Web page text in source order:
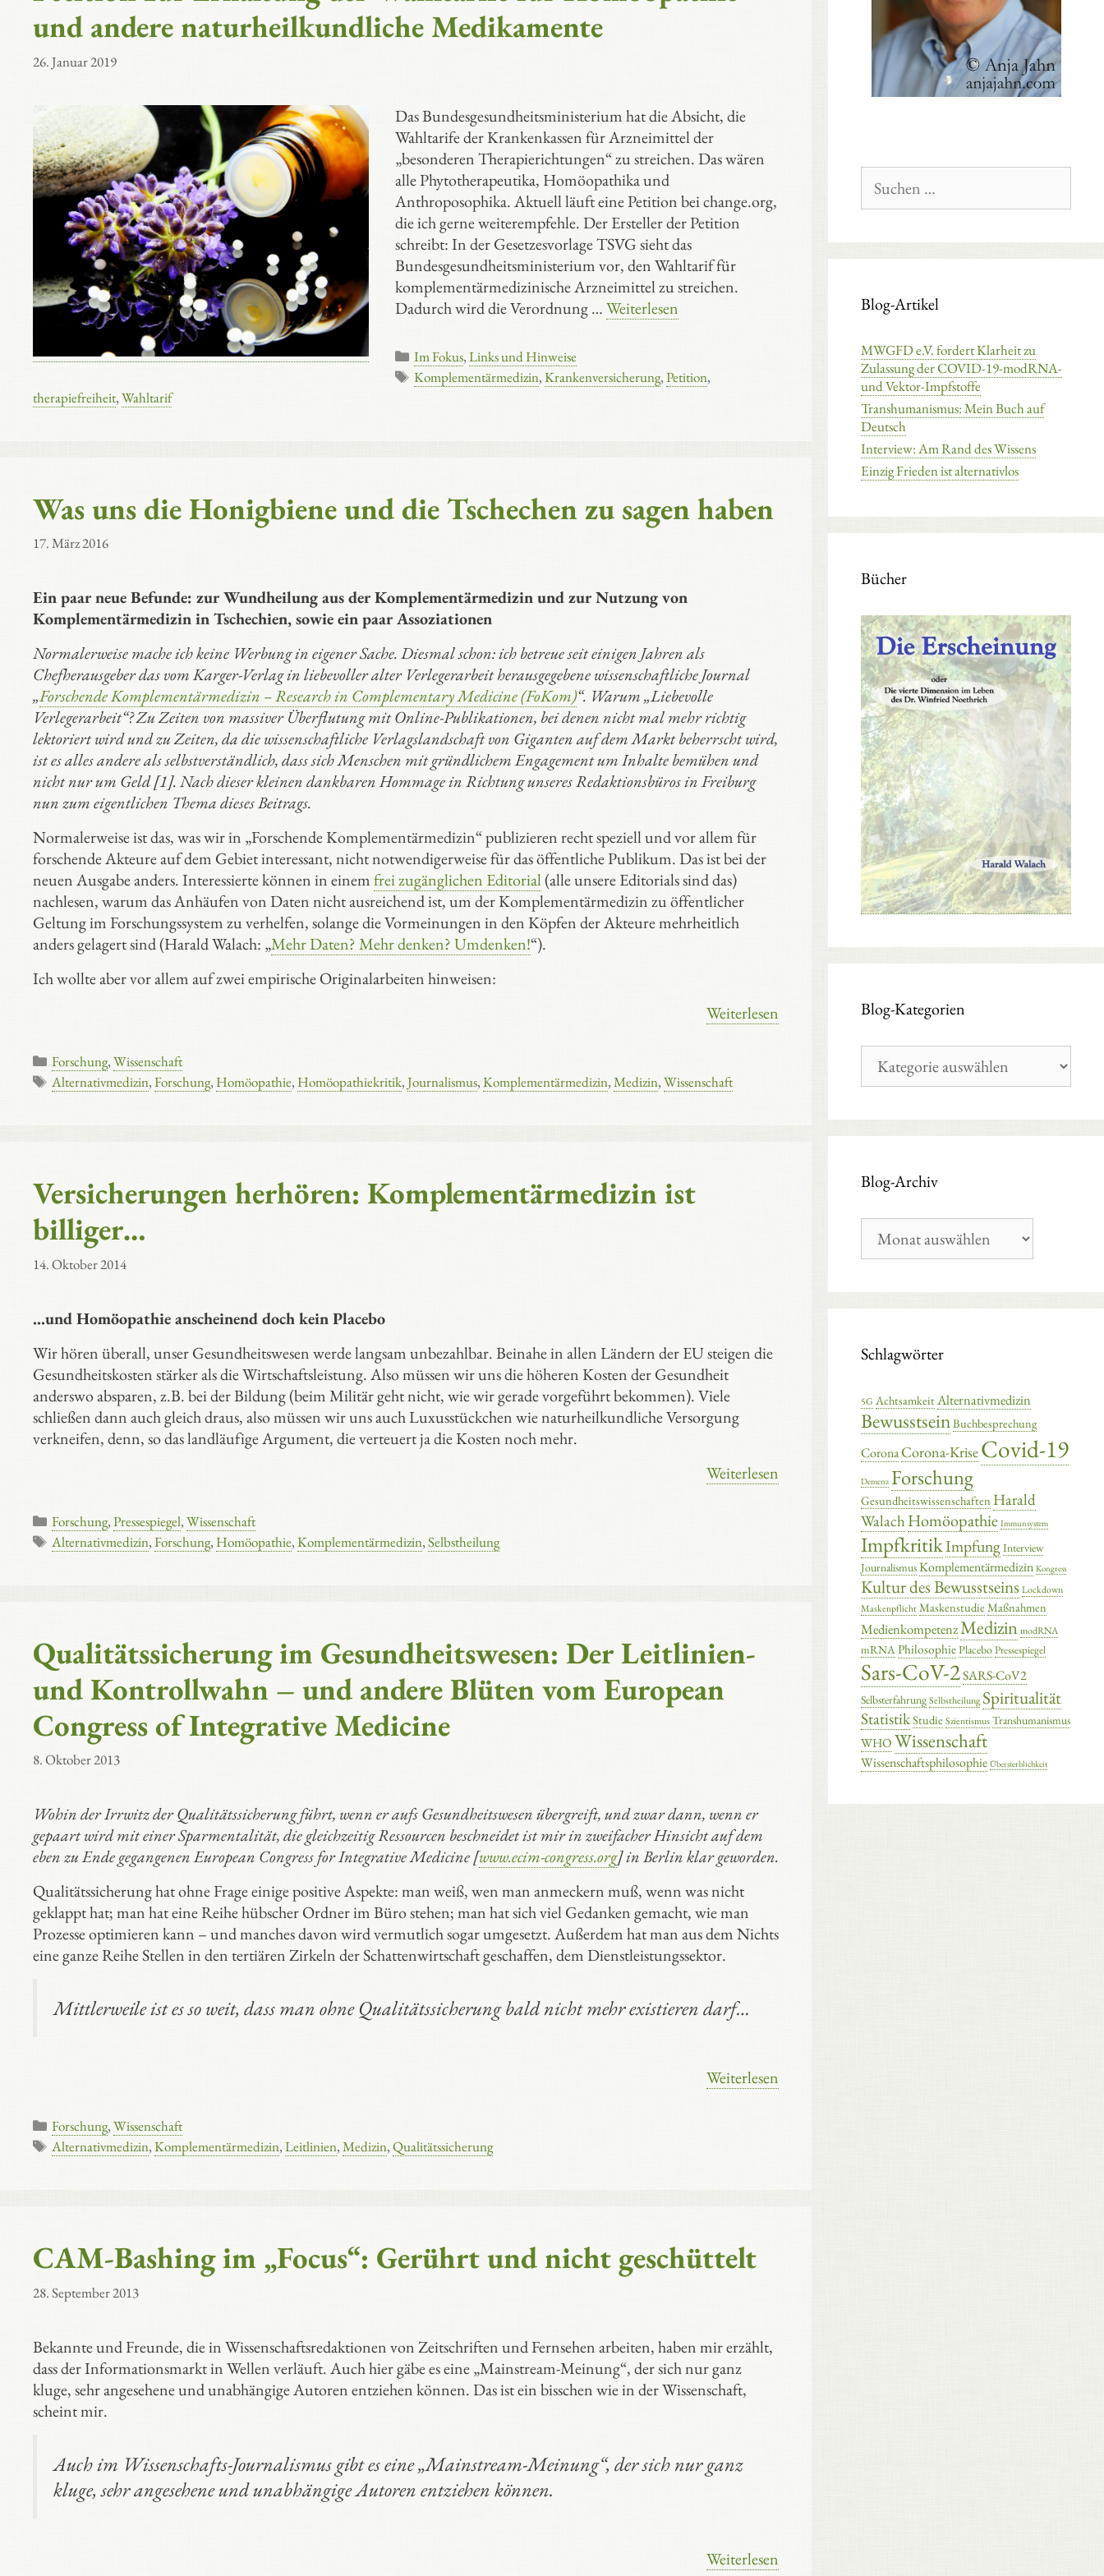
und andere naturheilkundliche Medikamente
26. Januar 2019
Das Bundesgesundheitsministerium hat die Absicht, die
Wahltarife der Krankenkassen für Arzneimittel der
„besonderen Therapierichtungen“ zu streichen. Das wären
alle Phytotherapeutika, Homöopathika und
Anthroposophika. Aktuell läuft eine Petition bei change.org,
die ich gerne weiterempfehle. Der Ersteller der Petition
schreibt: In der Gesetzesvorlage TSVG sieht das
Bundesgesundheitsministerium vor, den Wahltarif für
komplementärmedizinische Arzneimittel zu streichen.
Dadurch wird die Verordnung …Weiterlesen
Kategorien
Im Fokus,Links und Hinweise
Schlagwörter
Komplementärmedizin,Krankenversicherung,Petition,
therapiefreiheit,Wahltarif
Was uns die Honigbiene und die Tschechen zu sagen haben
17. März 2016
Ein paar neue Befunde: zur Wundheilung aus der Komplementärmedizin und zur Nutzung von
Komplementärmedizin in Tschechien, sowie ein paar Assoziationen
Normalerweise mache ich keine Werbung in eigener Sache. Diesmal schon: ich betreue seit einigen Jahren als
Chefherausgeber das vom Karger-Verlag in liebevoller alter Verlegerarbeit herausgegebene wissenschaftliche Journal
„Forschende Komplementärmedizin – Research in Complementary Medicine (FoKom)“. Warum „Liebevolle
Verlegerarbeit“? Zu Zeiten von massiver Überflutung mit Online-Publikationen, bei denen nicht mal mehr richtig
lektoriert wird und zu Zeiten, da die wissenschaftliche Verlagslandschaft von Giganten auf dem Markt beherrscht wird,
ist es alles andere als selbstverständlich, dass sich Menschen mit gründlichem Engagement um Inhalte bemühen und
nicht nur um Geld [1]. Nach dieser kleinen dankbaren Hommage in Richtung unseres Redaktionsbüros in Freiburg
nun zum eigentlichen Thema dieses Beitrags.
Normalerweise ist das, was wir in „Forschende Komplementärmedizin“ publizieren recht speziell und vor allem für
forschende Akteure auf dem Gebiet interessant, nicht notwendigerweise für das öffentliche Publikum. Das ist bei der
neuen Ausgabe anders. Interessierte können in einemfrei zugänglichen Editorial(alle unsere Editorials sind das)
nachlesen, warum das Anhäufen von Daten nicht ausreichend ist, um der Komplementärmedizin zu öffentlicher
Geltung im Forschungssystem zu verhelfen, solange die Vormeinungen in den Köpfen der Akteure mehrheitlich
anders gelagert sind (Harald Walach: „Mehr Daten? Mehr denken? Umdenken!“).
Ich wollte aber vor allem auf zwei empirische Originalarbeiten hinweisen:
Weiterlesen
Kategorien
Forschung,Wissenschaft
Schlagwörter
Alternativmedizin,Forschung, Homöopathie, Homöopathiekritik,Journalismus,Komplementärmedizin,Medizin,Wissenschaft
Versicherungen herhören: Komplementärmedizin ist
billiger…
14. Oktober 2014
…und Homöopathie anscheinend doch kein Placebo
Wir hören überall, unser Gesundheitswesen werde langsam unbezahlbar. Beinahe in allen Ländern der EU steigen die
Gesundheitskosten stärker als die Wirtschaftsleistung. Also müssen wir uns die höheren Kosten der Gesundheit
anderswo absparen, z.B. bei der Bildung (beim Militär geht nicht, wie wir gerade vorgeführt bekommen). Viele
schließen dann auch gleich draus, also müssen wir uns auch Luxusstückchen wie naturheilkundliche Versorgung
verkneifen, denn, so das landläufige Argument, die verteuert ja die Kosten noch mehr.
Weiterlesen
Kategorien
Forschung,Pressespiegel,Wissenschaft
Schlagwörter
Alternativmedizin,Forschung, Homöopathie,Komplementärmedizin,Selbstheilung
Qualitätssicherung im Gesundheitswesen: Der Leitlinien-
und Kontrollwahn – und andere Blüten vom European
Congress of Integrative Medicine
8. Oktober 2013
Wohin der Irrwitz der Qualitätssicherung führt, wenn er aufs Gesundheitswesen übergreift, und zwar dann, wenn er
gepaart wird mit einer Sparmentalität, die gleichzeitig Ressourcen beschneidet ist mir in zweifacher Hinsicht auf dem
eben zu Ende gegangenen European Congress for Integrative Medicine [www.ecim-congress.org] in Berlin klar geworden.
Qualitätssicherung hat ohne Frage einige positive Aspekte: man weiß, wen man anmeckern muß, wenn was nicht
geklappt hat; man hat eine Reihe hübscher Ordner im Büro stehen; man hat sich viel Gedanken gemacht, wie man
Prozesse optimieren kann – und manches davon wird vermutlich sogar umgesetzt. Außerdem hat man aus dem Nichts
eine ganze Reihe Stellen in den tertiären Zirkeln der Schattenwirtschaft geschaffen, dem Dienstleistungssektor.
Mittlerweile ist es so weit, dass man ohne Qualitätssicherung bald nicht mehr existieren darf…
Weiterlesen
Kategorien
Forschung,Wissenschaft
Schlagwörter
Alternativmedizin,Komplementärmedizin,Leitlinien,Medizin,Qualitätssicherung
CAM-Bashing im „Focus“: Gerührt und nicht geschüttelt
28. September 2013
Bekannte und Freunde, die in Wissenschaftsredaktionen von Zeitschriften und Fernsehen arbeiten, haben mir erzählt,
dass der Informationsmarkt in Wellen verläuft. Auch hier gäbe es eine „Mainstream-Meinung“, der sich nur ganz
kluge, sehr angesehene und unabhängige Autoren entziehen können. Das ist ein bisschen wie in der Wissenschaft,
scheint mir.
Auch im Wissenschafts-Journalismus gibt es eine „Mainstream-Meinung“, der sich nur ganz
kluge, sehr angesehene und unabhängige Autoren entziehen können.
Weiterlesen
nach:
Blog-Artikel
MWGFD e.V. fordert Klarheit zu
Zulassung der COVID-19-modRNA-
und Vektor-Impfstoffe
Transhumanismus: Mein Buch auf
Deutsch
Interview: Am Rand des Wissens
Einzig Frieden ist alternativlos
Bücher
Blog-Kategorien
Kategorien
Blog-Archiv
Archiv
Schlagwörter
5G AchtsamkeitAlternativmedizin
BewusstseinBuchbesprechung
CoronaCorona-KriseCovid-19
Demenz Forschung
Gesundheitswissenschaften Harald
Walach Homöopathie Immunsystem
ImpfkritikImpfungInterview
JournalismusKomplementärmedizin Kongress
Kultur des Bewusstseins Lockdown
MaskenpflichtMaskenstudieMaßnahmen
MedienkompetenzMedizin modRNA
mRNAPhilosophiePlaceboPressespiegel
Sars-CoV-2SARS-CoV2
SelbsterfahrungSelbstheilung Spiritualität
StatistikStudieSzientismusTranshumanismus
WHO Wissenschaft
Wissenschaftsphilosophie Übersterblichkeit